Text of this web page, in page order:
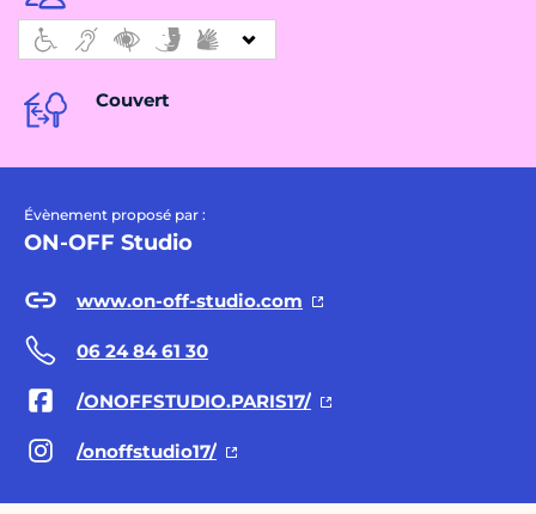
Couvert
Évènement proposé par :
ON-OFF Studio
www.on-off-studio.com
06 24 84 61 30
/ONOFFSTUDIO.PARIS17/
/onoffstudio17/